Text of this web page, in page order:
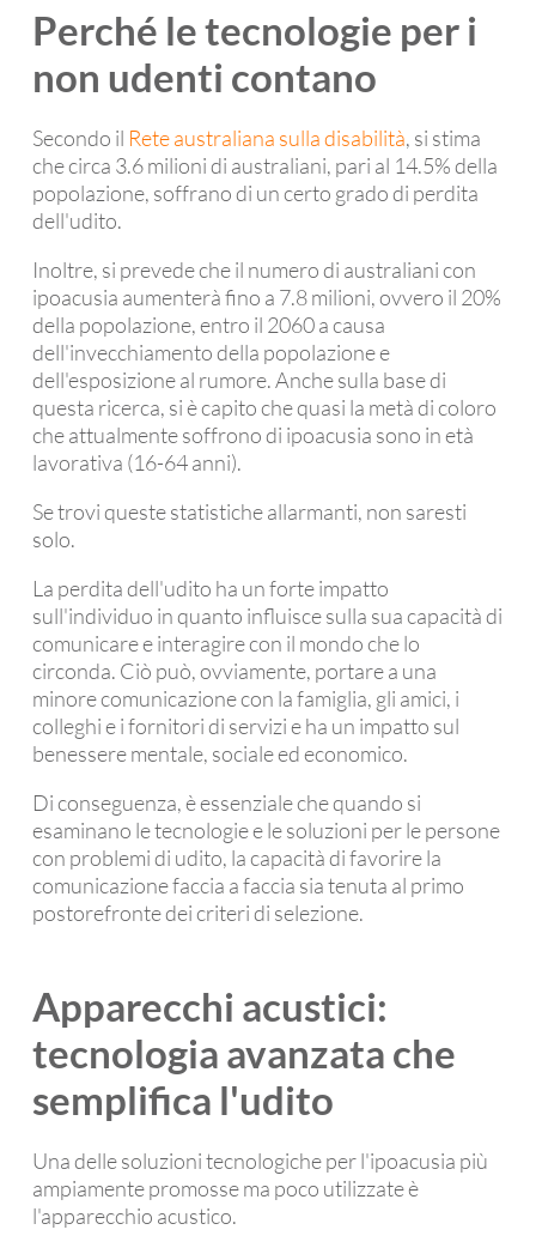
Perché le tecnologie per i
non udenti contano
Secondo il Rete australiana sulla disabilità, si stima
che circa 3.6 milioni di australiani, pari al 14.5% della
popolazione, soffrano di un certo grado di perdita
dell'udito.
Inoltre, si prevede che il numero di australiani con
ipoacusia aumenterà fino a 7.8 milioni, ovvero il 20%
della popolazione, entro il 2060 a causa
dell'invecchiamento della popolazione e
dell'esposizione al rumore. Anche sulla base di
questa ricerca, si è capito che quasi la metà di coloro
che attualmente soffrono di ipoacusia sono in età
lavorativa (16-64 anni).
Se trovi queste statistiche allarmanti, non saresti
solo.
La perdita dell'udito ha un forte impatto
sull'individuo in quanto influisce sulla sua capacità di
comunicare e interagire con il mondo che lo
circonda. Ciò può, ovviamente, portare a una
minore comunicazione con la famiglia, gli amici, i
colleghi e i fornitori di servizi e ha un impatto sul
benessere mentale, sociale ed economico.
Di conseguenza, è essenziale che quando si
esaminano le tecnologie e le soluzioni per le persone
con problemi di udito, la capacità di favorire la
comunicazione faccia a faccia sia tenuta al primo
postorefronte dei criteri di selezione.
Apparecchi acustici:
tecnologia avanzata che
semplifica l'udito
Una delle soluzioni tecnologiche per l'ipoacusia più
ampiamente promosse ma poco utilizzate è
l'apparecchio acustico.